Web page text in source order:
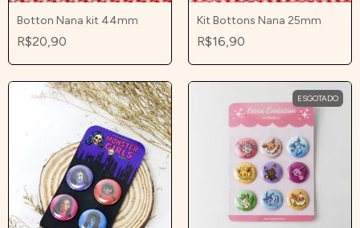
Botton Nana kit 44mm
R$20,90
Kit Bottons Nana 25mm
R$16,90
ESGOTADO